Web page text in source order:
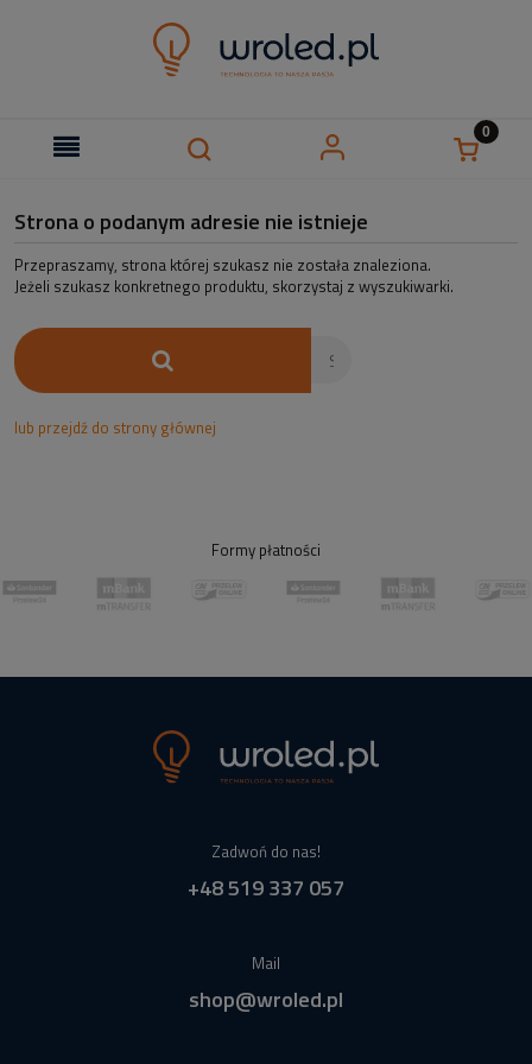
Strona o podanym adresie nie istnieje
Przepraszamy, strona której szukasz nie została znaleziona.
Jeżeli szukasz konkretnego produktu, skorzystaj z wyszukiwarki.
lub przejdź do strony głównej
Formy płatności
Zadwoń do nas!
+48 519 337 057
Mail
shop@wroled.pl